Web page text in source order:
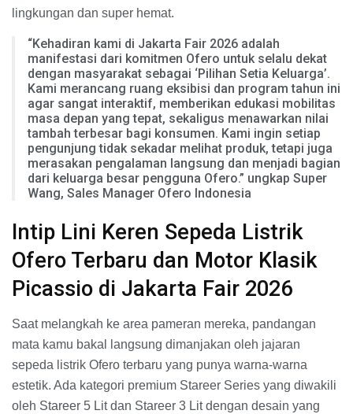
lingkungan dan super hemat.
“Kehadiran kami di Jakarta Fair 2026 adalah
manifestasi dari komitmen Ofero untuk selalu dekat
dengan masyarakat sebagai ‘Pilihan Setia Keluarga’.
Kami merancang ruang eksibisi dan program tahun ini
agar sangat interaktif, memberikan edukasi mobilitas
masa depan yang tepat, sekaligus menawarkan nilai
tambah terbesar bagi konsumen. Kami ingin setiap
pengunjung tidak sekadar melihat produk, tetapi juga
merasakan pengalaman langsung dan menjadi bagian
dari keluarga besar pengguna Ofero.” ungkap Super
Wang, Sales Manager Ofero Indonesia
Intip Lini Keren Sepeda Listrik
Ofero Terbaru dan Motor Klasik
Picassio di Jakarta Fair 2026
Saat melangkah ke area pameran mereka, pandangan
mata kamu bakal langsung dimanjakan oleh jajaran
sepeda listrik Ofero terbaru yang punya warna-warna
estetik. Ada kategori premium Stareer Series yang diwakili
oleh Stareer 5 Lit dan Stareer 3 Lit dengan desain yang